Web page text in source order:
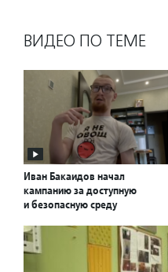
ВИДЕО ПО ТЕМЕ
Иван Бакаидов начал
кампанию за доступную
и безопасную среду